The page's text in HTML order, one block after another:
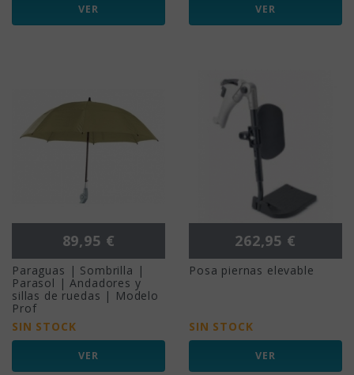
VER VER
Precio
89,95 €
Paraguas | Sombrilla |
Parasol | Andadores y
sillas de ruedas | Modelo
Prof
SIN STOCK
VER
Precio
262,95 €
Posa piernas elevable
SIN STOCK
VER